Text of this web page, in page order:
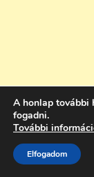
A honlap további
fogadni.
További
Elfogadom